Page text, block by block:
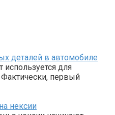
деталей в автомобиле
для
первый
нексии